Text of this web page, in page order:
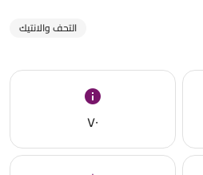
التحف والانتيك
٧٠